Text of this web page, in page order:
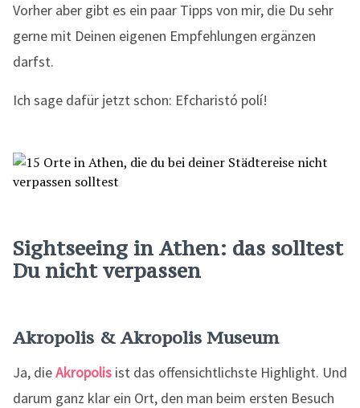
Vorher aber gibt es ein paar Tipps von mir, die Du sehr
gerne mit Deinen eigenen Empfehlungen ergänzen
darfst.
Ich sage dafür jetzt schon: Efcharistó polí!
Sightseeing in Athen: das solltest
Du nicht verpassen
Akropolis & Akropolis Museum
Ja, dieAkropolis ist das offensichtlichste Highlight. Und
darum ganz klar ein Ort, den man beim ersten Besuch